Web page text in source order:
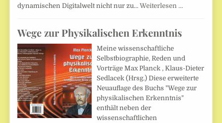
dynamischen Digitalwelt nicht nur zu…Weiterlesen …
Wege zur Physikalischen Erkenntnis
Meine wissenschaftliche
Selbstbiographie, Reden und
Vorträge Max Planck , Klaus-Dieter
Sedlacek (Hrsg.) Diese erweiterte
Neuauflage des Buchs "Wege zur
physikalischen Erkenntnis"
enthält neben der
wissenschaftlichen